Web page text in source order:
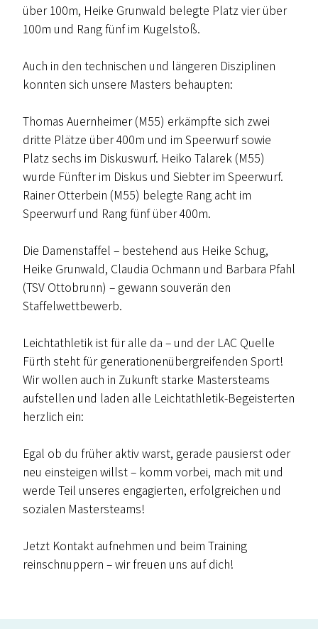
über 100m, Heike Grunwald belegte Platz vier über
100m und Rang fünf im Kugelstoß.
Auch in den technischen und längeren Disziplinen
konnten sich unsere Masters behaupten:
Thomas Auernheimer (M55) erkämpfte sich zwei
dritte Plätze über 400m und im Speerwurf sowie
Platz sechs im Diskuswurf. Heiko Talarek (M55)
wurde Fünfter im Diskus und Siebter im Speerwurf.
Rainer Otterbein (M55) belegte Rang acht im
Speerwurf und Rang fünf über 400m.
Die Damenstaffel – bestehend aus Heike Schug,
Heike Grunwald, Claudia Ochmann und Barbara Pfahl
(TSV Ottobrunn) – gewann souverän den
Staffelwettbewerb.
Leichtathletik ist für alle da – und der LAC Quelle
Fürth steht für generationenübergreifenden Sport!
Wir wollen auch in Zukunft starke Mastersteams
aufstellen und laden alle Leichtathletik-Begeisterten
herzlich ein:
Egal ob du früher aktiv warst, gerade pausierst oder
neu einsteigen willst – komm vorbei, mach mit und
werde Teil unseres engagierten, erfolgreichen und
sozialen Mastersteams!
Jetzt Kontakt aufnehmen und beim Training
reinschnuppern – wir freuen uns auf dich!